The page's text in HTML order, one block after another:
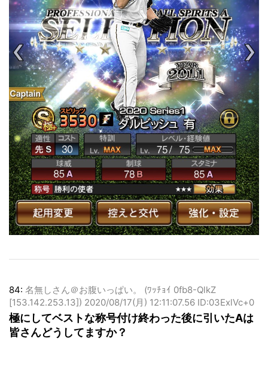
84:名無しさん＠お腹いっぱい。 (ﾜｯﾁｮｲ 0fb8-QlkZ
[153.142.253.13]) 2020/08/17(月) 12:11:07.56 ID:03ExlVc+0
極にしてベストな称号付け終わった後に引いたAは